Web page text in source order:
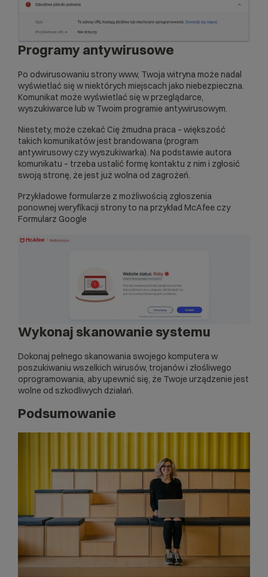
Programy antywirusowe
Po odwirusowaniu strony www, Twoja witryna może nadal
wyświetlać się w niektórych miejscach jako niebezpieczna.
Komunikat może wyświetlać się w przeglądarce,
wyszukiwarce lub w Twoim programie antywirusowym.
Niestety, może czekać Cię żmudna praca – większość
takich komunikatów jest brandowana (program
antywirusowy czy wyszukiwarka). Na podstawie autora
komunikatu – trzeba ustalić formę kontaktu z nim i zgłosić
swoją stronę, że jest już wolna od zagrożeń.
Przykładowe formularze z możliwością zgłoszenia
ponownej weryfikacji strony to na przykład McAfee czy
Formularz Google
Wykonaj skanowanie systemu
Dokonaj pełnego skanowania swojego komputera w
poszukiwaniu wszelkich wirusów, trojanów i złośliwego
oprogramowania, aby upewnić się, że Twoje urządzenie jest
wolne od szkodliwych działań.
Podsumowanie